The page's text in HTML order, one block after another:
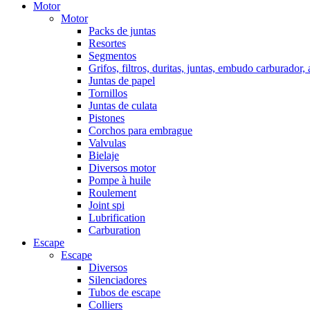
Motor
Motor
Packs de juntas
Resortes
Segmentos
Grifos, filtros, duritas, juntas, embudo carburador,
Juntas de papel
Tornillos
Juntas de culata
Pistones
Corchos para embrague
Valvulas
Bielaje
Diversos motor
Pompe à huile
Roulement
Joint spi
Lubrification
Carburation
Escape
Escape
Diversos
Silenciadores
Tubos de escape
Colliers